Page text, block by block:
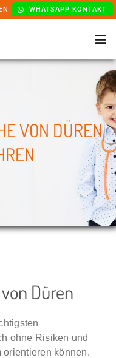
WHATSAPP KONTAKT
VON DÜREN
Düren
ohne Risiken und
orientieren können.